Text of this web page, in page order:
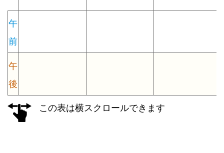
午
前
午
後
この表は横スクロールできます